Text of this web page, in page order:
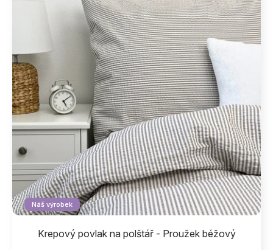
Náš výrobek
Krepový povlak na polštář - Proužek béžový